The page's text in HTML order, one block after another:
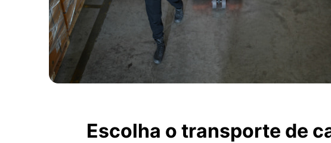
Escolha o transporte de